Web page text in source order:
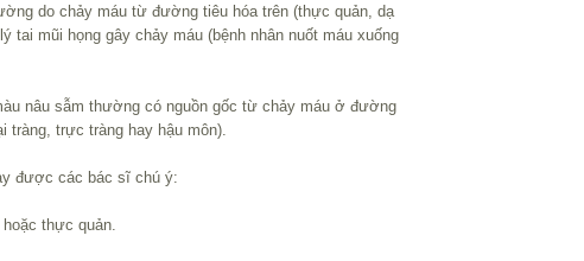
do chảy máu từ đường tiêu hóa trên (thực quản, dạ
tai mũi họng gây chảy máu (bệnh nhân nuốt máu xuống
nâu sẫm thường có nguồn gốc từ chảy máu ở đường
tràng, trực tràng hay hậu môn).
được các bác sĩ chú ý:
thực quản.